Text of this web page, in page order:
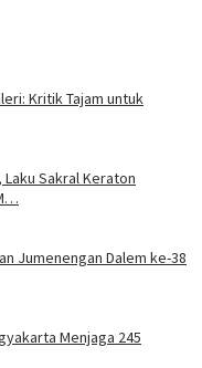
Kritik Tajam untuk
Laku Sakral Keraton
Jumenengan Dalem ke-38
Menjaga 245